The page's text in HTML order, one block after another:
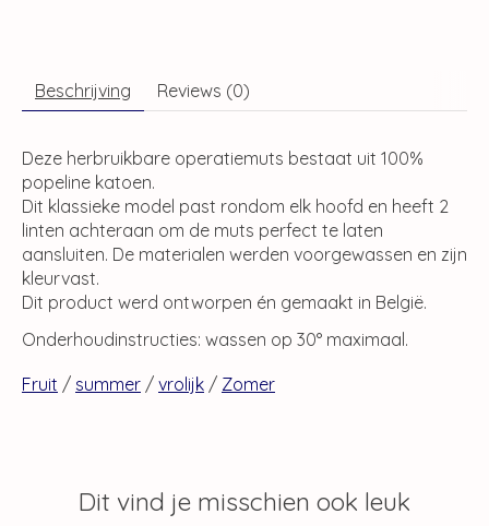
Beschrijving Reviews (0)
Deze herbruikbare operatiemuts bestaat uit 100%
popeline katoen.
Dit klassieke model past rondom elk hoofd en heeft 2
linten achteraan om de muts perfect te laten
aansluiten. De materialen werden voorgewassen en zijn
kleurvast.
Dit product werd ontworpen én gemaakt in België.
Onderhoudinstructies: wassen op 30° maximaal.
Fruit / summer / vrolijk / Zomer
Dit vind je misschien ook leuk